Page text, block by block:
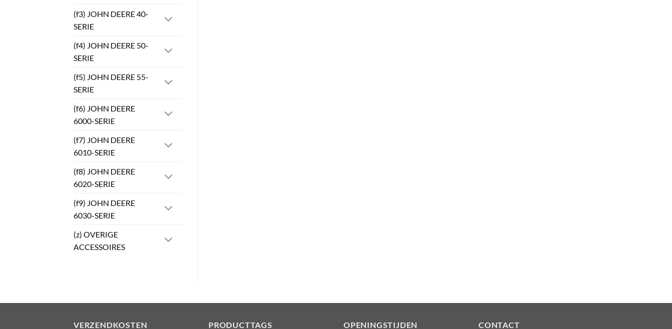
(f3) JOHN DEERE 40-
SERIE
(f4) JOHN DEERE 50-
SERIE
(f5) JOHN DEERE 55-
SERIE
(f6) JOHN DEERE
6000-SERIE
(f7) JOHN DEERE
6010-SERIE
(f8) JOHN DEERE
6020-SERIE
(f9) JOHN DEERE
6030-SERIE
(z) OVERIGE
ACCESSOIRES
VERZENDKOSTEN PRODUCTTAGS OPENINGSTIJDEN CONTACT